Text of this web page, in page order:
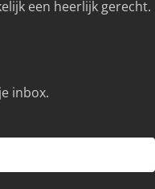
een heerlijk gerecht.
inbox.